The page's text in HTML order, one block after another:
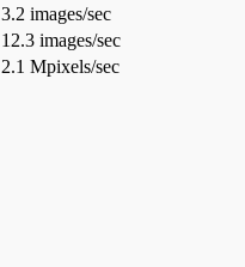
3.2 images/sec
12.3 images/sec
2.1 Mpixels/sec